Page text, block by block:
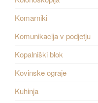
Komarniki
Komunikacija v podjetju
Kopalniški blok
Kovinske ograje
Kuhinja